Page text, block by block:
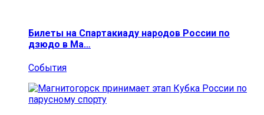
Билеты на Спартакиаду народов России по
дзюдо в Ма…
События